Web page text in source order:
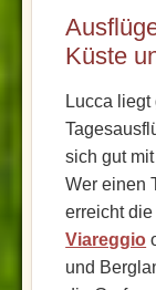
Küste
Lucca
sich gut
Wer einen
erreicht
Viareggio
und